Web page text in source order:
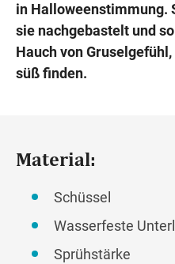
in Halloweenstimmung.
sie nachgebastelt und
Hauch von
süß finden.
Material:
Schüssel
Wasserfeste
Sprühstärke